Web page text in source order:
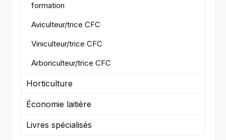
formation
Aviculteur/trice CFC
Viniculteur/trice CFC
Arboriculteur/trice CFC
Horticulture
Économie laitière
Livres spécialisés